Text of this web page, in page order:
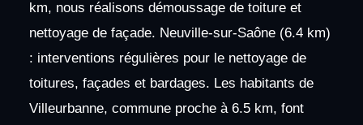
km, nous réalisons démoussage de toiture et
nettoyage de façade. Neuville-sur-Saône (6.4 km)
: interventions régulières pour le nettoyage de
toitures, façades et bardages. Les habitants de
Villeurbanne, commune proche à 6.5 km, font